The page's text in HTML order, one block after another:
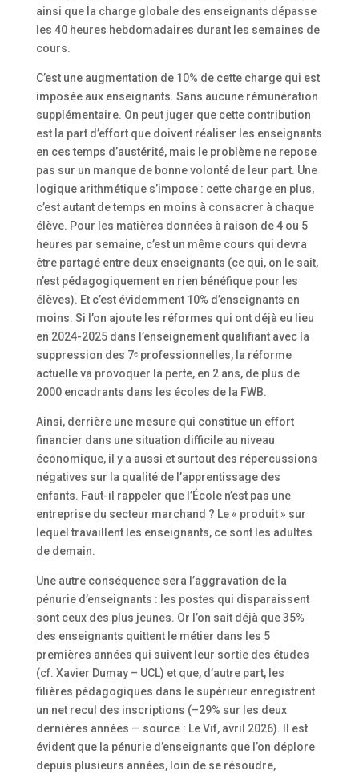
ainsi que la charge globale des enseignants dépasse
les 40 heures hebdomadaires durant les semaines de
cours.
C’est une augmentation de 10% de cette charge qui est
imposée aux enseignants. Sans aucune rémunération
supplémentaire. On peut juger que cette contribution
est la part d’effort que doivent réaliser les enseignants
en ces temps d’austérité, mais le problème ne repose
pas sur un manque de bonne volonté de leur part. Une
logique arithmétique s’impose : cette charge en plus,
c’est autant de temps en moins à consacrer à chaque
élève. Pour les matières données à raison de 4 ou 5
heures par semaine, c’est un même cours qui devra
être partagé entre deux enseignants (ce qui, on le sait,
n’est pédagogiquement en rien bénéfique pour les
élèves). Et c’est évidemment 10% d’enseignants en
moins. Si l’on ajoute les réformes qui ont déjà eu lieu
en 2024-2025 dans l’enseignement qualifiant avec la
suppression des 7ᵉ professionnelles, la réforme
actuelle va provoquer la perte, en 2 ans, de plus de
2000 encadrants dans les écoles de la FWB.
Ainsi, derrière une mesure qui constitue un effort
financier dans une situation difficile au niveau
économique, il y a aussi et surtout des répercussions
négatives sur la qualité de l’apprentissage des
enfants. Faut-il rappeler que l’École n’est pas une
entreprise du secteur marchand ? Le « produit » sur
lequel travaillent les enseignants, ce sont les adultes
de demain.
Une autre conséquence sera l’aggravation de la
pénurie d’enseignants : les postes qui disparaissent
sont ceux des plus jeunes. Or l’on sait déjà que 35%
des enseignants quittent le métier dans les 5
premières années qui suivent leur sortie des études
(cf. Xavier Dumay – UCL) et que, d’autre part, les
filières pédagogiques dans le supérieur enregistrent
un net recul des inscriptions (–29% sur les deux
dernières années — source : Le Vif, avril 2026). Il est
évident que la pénurie d’enseignants que l’on déplore
depuis plusieurs années, loin de se résoudre,